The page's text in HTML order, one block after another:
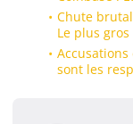
Chute
Le plus
sont les